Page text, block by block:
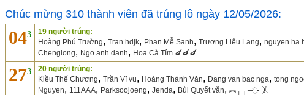
Chúc mừng 310 thành viên đã trúng lô ngày 12/05/2026:
043
19 người trúng:
Hoàng Phú Trường, Tran hdjk, Phan Mễ Sanh, Trương Liêu Lang, nguyen ha
Chenglong, Ngo anh danh, Hoa Cà Tím 🍆🍆🍆
273
20 người trúng:
Kiều Thế Chương, Trần Vĩ vu, Hoàng Thành Văn, Dang van bac nga, tong
Nguyen, 111AAA, Parksoojoeng, Jenda, Bùi Quyết văn, ︻╦╤─ ҉ - 🤸